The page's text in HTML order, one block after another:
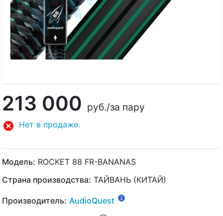
213 000 руб./за пару
Нет в продаже.
Модель: ROCKET 88 FR-BANANAS
Страна производства: ТАЙВАНЬ (КИТАЙ)
Производитель: AudioQuest